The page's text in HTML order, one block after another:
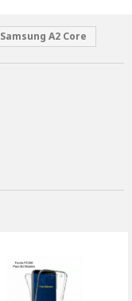
Samsung A2 Core